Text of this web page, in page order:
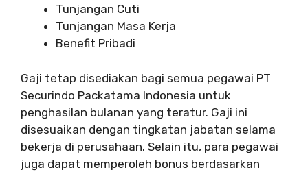
Tunjangan Cuti
Tunjangan Masa Kerja
Benefit Pribadi
Gaji tetap disediakan bagi semua pegawai PT
Securindo Packatama Indonesia untuk
penghasilan bulanan yang teratur. Gaji ini
disesuaikan dengan tingkatan jabatan selama
bekerja di perusahaan. Selain itu, para pegawai
juga dapat memperoleh bonus berdasarkan